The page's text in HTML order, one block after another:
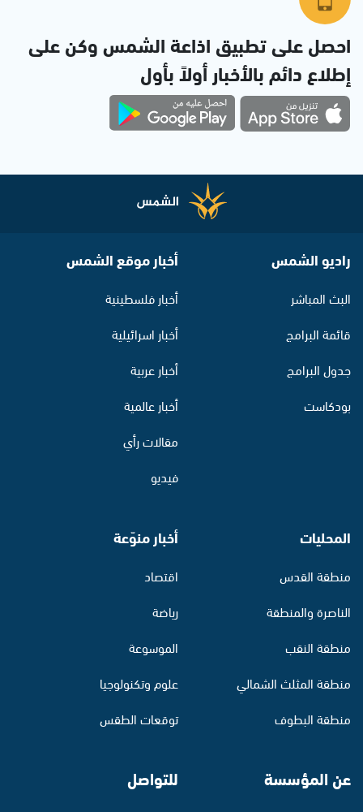
احصل على تطبيق اذاعة الشمس وكن على
إطلاع دائم بالأخبار أولاً بأول
راديو الشمس
البث المباشر
قائمة البرامج
جدول البرامج
بودكاست
أخبار موقع الشمس
أخبار فلسطينية
أخبار اسرائيلية
أخبار عربية
أخبار عالمية
مقالات رأي
فيديو
المحليات
منطقة القدس
الناصرة والمنطقة
منطقة النقب
منطقة المثلث الشمالي
منطقة البطوف
أخبار منوّعة
اقتصاد
رياضة
الموسوعة
علوم وتكنولوجيا
توقعات الطقس
عن المؤسسة للتواصل